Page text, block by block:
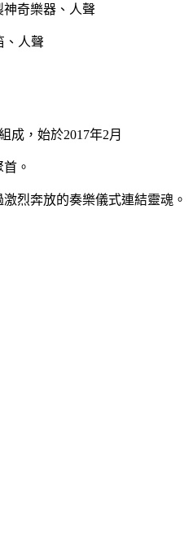
神奇樂器、人聲
、人聲
成，始於2017年2月
。
烈奔放的奏樂儀式連結靈魂。